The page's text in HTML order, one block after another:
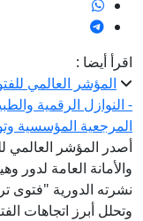
أيضا :
الرقمية والطبية
المؤسسية
الدورية "فتوى
أبرز اتجاهات